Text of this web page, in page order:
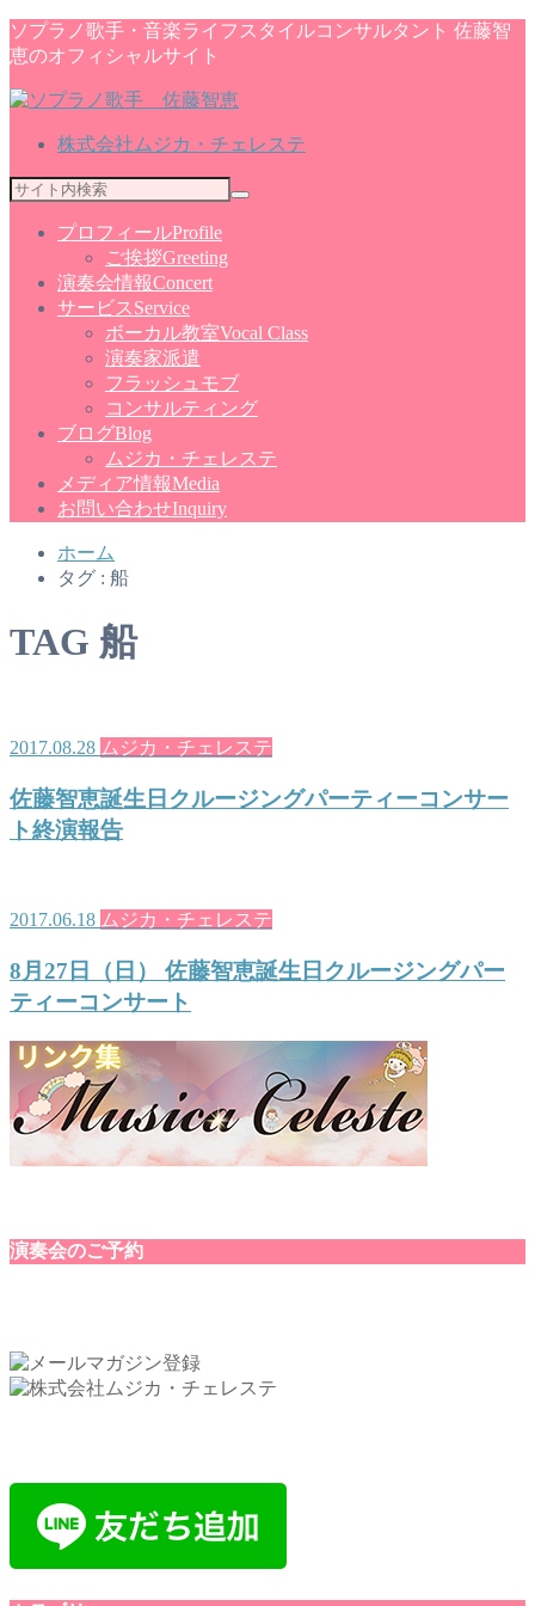
ソプラノ歌手・音楽ライフスタイルコンサルタント 佐藤智
恵のオフィシャルサイト
株式会社ムジカ・チェレステ
プロフィールProfile
ご挨拶Greeting
演奏会情報Concert
サービス Service
ボーカル教室Vocal Class
演奏家派遣
フラッシュモブ
コンサルティング
ブログBlog
ムジカ・チェレステ
メディア情報Media
お問い合わせInquiry
ホーム
タグ : 船
TAG 船
2017.08.28 ムジカ・チェレステ
佐藤智恵誕生日クルージングパーティーコンサー
ト終演報告
2017.06.18 ムジカ・チェレステ
8月27日（日） 佐藤智恵誕生日クルージングパー
ティーコンサート
演奏会のご予約